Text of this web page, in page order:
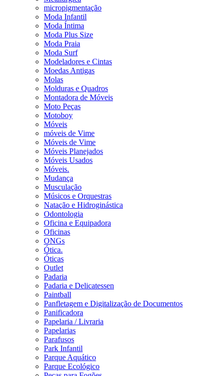
micropigmentação
Moda Infantil
Moda Íntima
Moda Plus Size
Moda Praia
Moda Surf
Modeladores e Cintas
Moedas Antigas
Molas
Molduras e Quadros
Montadora de Móveis
Moto Peças
Motoboy
Móveis
móveis de Vime
Móveis de Vime
Móveis Planejados
Móveis Usados
Móveis.
Mudança
Musculação
Músicos e Orquestras
Natação e Hidroginástica
Odontologia
Oficina e Equipadora
Oficinas
ONGs
Ótica.
Óticas
Outlet
Padaria
Padaria e Delicatessen
Paintball
Panfletagem e Digitalização de Documentos
Panificadora
Papelaria / Livraria
Papelarias
Parafusos
Park Infantil
Parque Aquático
Parque Ecológico